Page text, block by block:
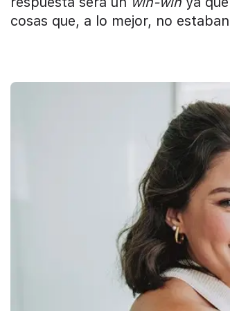
cosas que, a lo mejor, no